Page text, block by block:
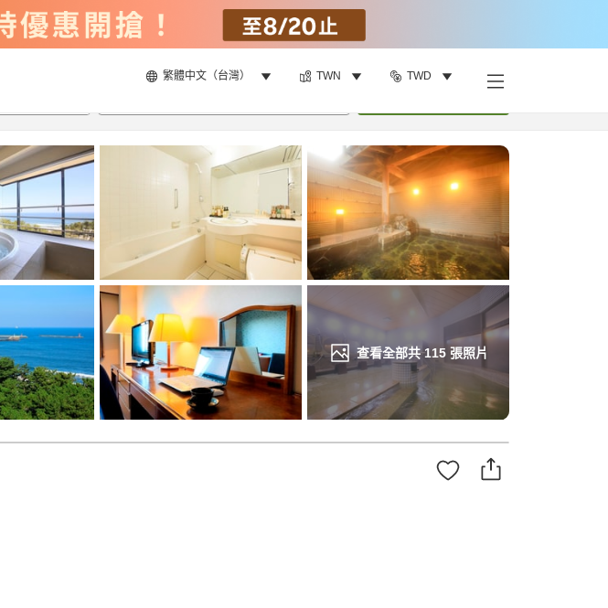
繁體中文（台灣） TWN TWD
查看全部共115張照片